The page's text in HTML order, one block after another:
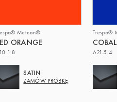
Meteon®
ORANGE
SATIN
ZAMÓW PRÓBKĘ
Trespa®
A21.5.4